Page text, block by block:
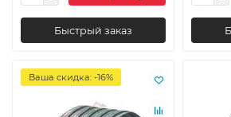
Быстрый заказ
Ваша скидка: -16%